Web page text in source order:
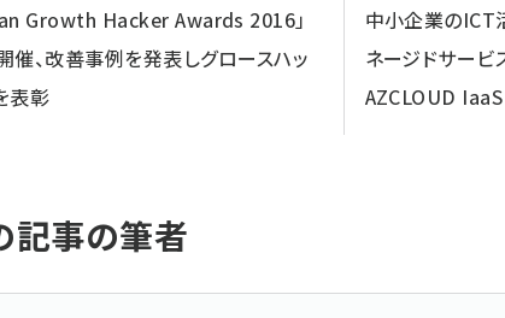
Growth Hacker Awards 2016」
催、改善事例を発表しグロースハッ
表彰
中小企業のICT
ネージドサービ
AZCLOUD
記事の筆者